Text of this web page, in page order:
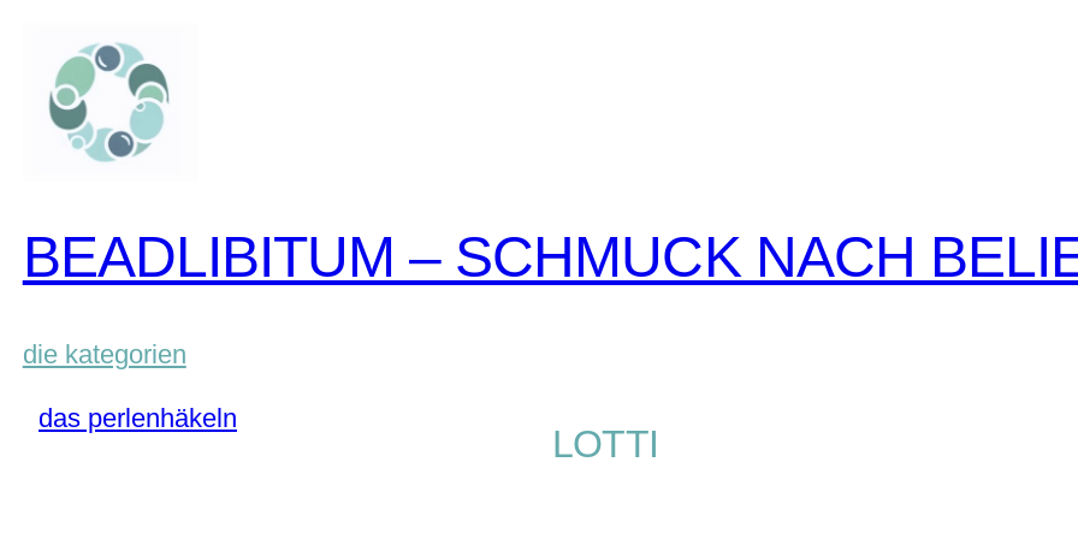
inhalt
springen
BEADLIBITUM – SCHMUCK NACH
die kategorien
das perlenhäkeln
LOTTI